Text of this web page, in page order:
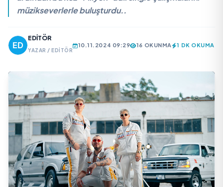
müzikseverlerle buluşturdu..
EDITÖR
YAZAR / EDITÖR
10.11.2024 09:29 16 OKUNMA 1 DK OKUMA